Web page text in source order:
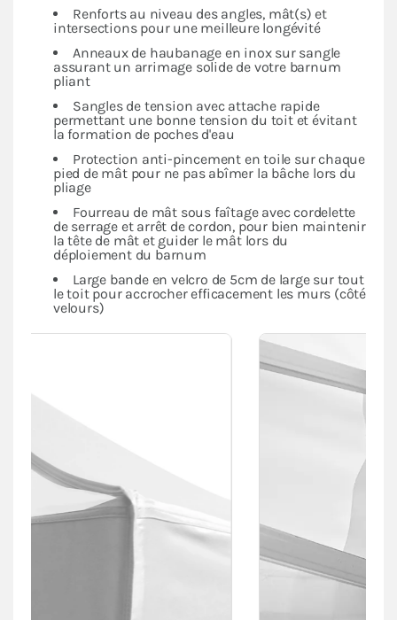
Renforts au niveau des angles, mât(s) et
intersections pour une meilleure longévité
Anneaux de haubanage en inox sur sangle
assurant un arrimage solide de votre barnum
pliant
Sangles de tension avec attache rapide
permettant une bonne tension du toit et évitant
la formation de poches d'eau
Protection anti-pincement en toile sur chaque
pied de mât pour ne pas abîmer la bâche lors du
pliage
Fourreau de mât sous faîtage avec cordelette
de serrage et arrêt de cordon, pour bien maintenir
la tête de mât et guider le mât lors du
déploiement du barnum
Large bande en velcro de 5cm de large sur tout
le toit pour accrocher efficacement les murs (côté
velours)